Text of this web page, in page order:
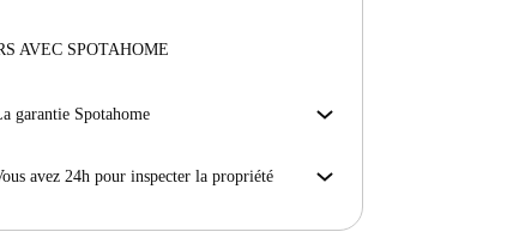
de location sans tracas.
d'informations sur ce propriétaire
AVEC SPOTAHOME
La garantie Spotahome
nous allons soit (A) vous payer une chambre
vous rembourser en totalité.
Vous avez 24h pour inspecter la propriété